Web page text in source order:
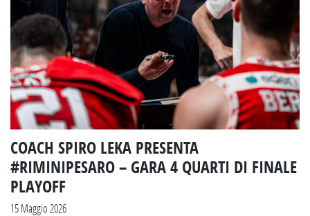
COACH SPIRO LEKA PRESENTA
#RIMINIPESARO – GARA 4 QUARTI DI FINALE
PLAYOFF
15 Maggio 2026